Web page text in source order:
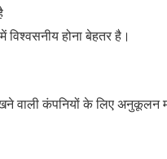
विश्वसनीय होना बेहतर है।
वाली कंपनियों के लिए